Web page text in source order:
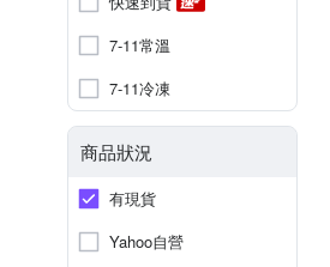
7-11常溫
7-11冷凍
商品狀況
有現貨
Yahoo自營